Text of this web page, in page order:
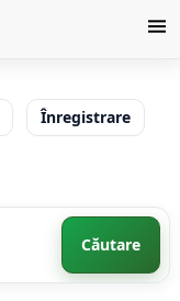
Înregistrare
Căutare